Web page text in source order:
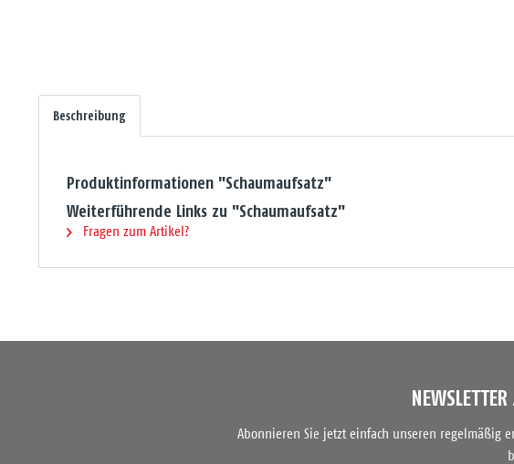
Beschreibung
Produktinformationen "Schaumaufsatz"
Weiterführende Links zu "Schaumaufsatz"
Fragen zum Artikel?
Abonnieren Sie jetzt einfach unseren regelmäßig